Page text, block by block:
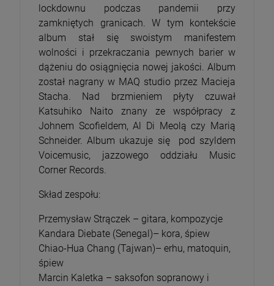
lockdownu podczas pandemii przy
zamkniętych granicach. W tym kontekście
album stał się swoistym manifestem
wolności i przekraczania pewnych barier w
dążeniu do osiągnięcia nowej jakości. Album
został nagrany w MAQ studio przez Macieja
Stacha. Nad brzmieniem płyty czuwał
Katsuhiko Naito znany ze współpracy z
Johnem Scofieldem, Al Di Meolą czy Marią
Schneider. Album ukazuje się pod szyldem
Voicemusic, jazzowego oddziału Music
Corner Records.
Skład zespołu:
Przemysław Strączek – gitara, kompozycje
Kandara Diebate (Senegal)– kora, śpiew
Chiao-Hua Chang (Tajwan)– erhu, matoquin,
śpiew
Marcin Kaletka – saksofon sopranowy i